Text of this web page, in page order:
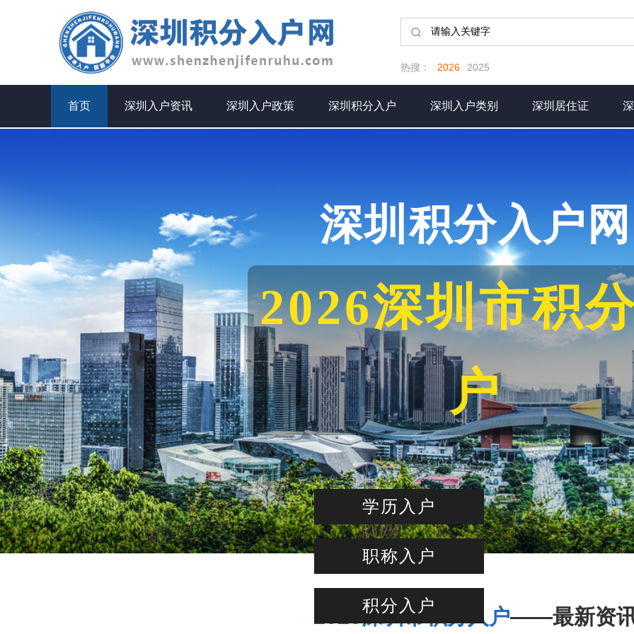
热搜： 2026 2025
首页 深圳入户资讯 深圳入户政策 深圳积分入户 深圳入户类别 深圳居住证
深圳积分入户网
2026深圳市积
户
学历入户
职称入户
积分入户
2026深圳市积分入户——最新资